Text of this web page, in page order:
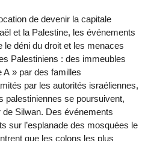
de devenir la capitale
et la Palestine, les événements
le déni du droit et les menaces
Palestiniens : des immeubles
A » par des familles
par les autorités israéliennes,
palestiniennes se poursuivent,
Silwan. Des événements
sur l’esplanade des mosquées le
que les colons les plus